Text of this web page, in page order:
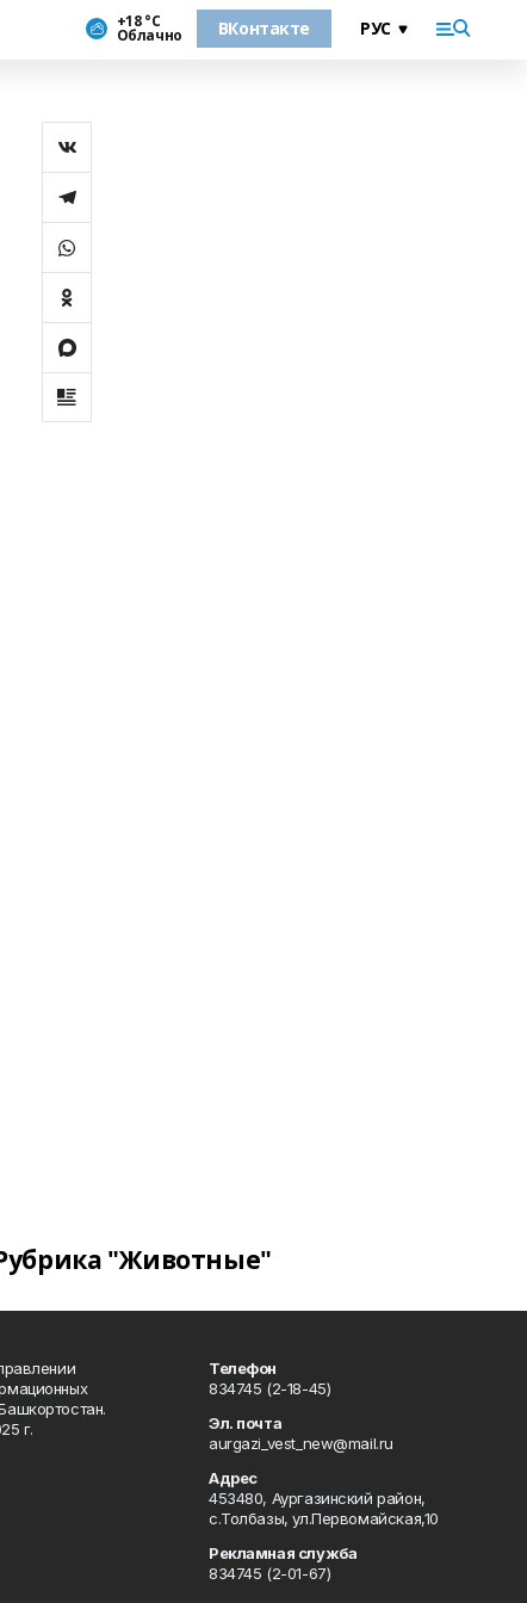
+18 °С
Облачно ВКонтакте
"Животные"
г.
Телефон
834745 (2-18-45)
Эл. почта
aurgazi_vest_new@mail.ru
Адрес
453480, Аургазинский район,
с.Толбазы, ул.Первомайская,10
Рекламная служба
834745 (2-01-67)